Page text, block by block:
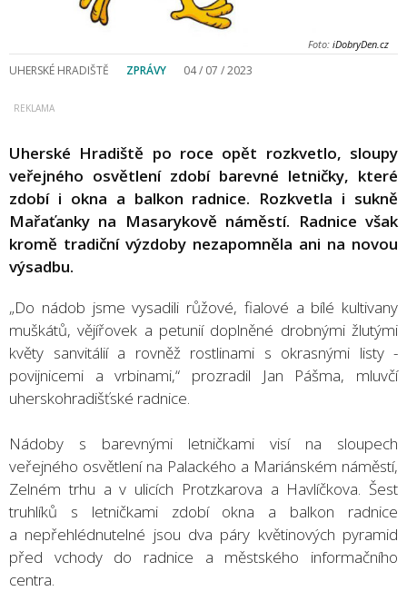
Foto: iDobryDen.cz
UHERSKÉ HRADIŠTĚ ZPRÁVY 04 / 07 / 2023
Uherské Hradiště po roce opět rozkvetlo, sloupy
veřejného osvětlení zdobí barevné letničky, které
zdobí i okna a balkon radnice. Rozkvetla i sukně
Mařaťanky na Masarykově náměstí. Radnice však
kromě tradiční výzdoby nezapomněla ani na novou
výsadbu.
„Do nádob jsme vysadili růžové, fialové a bílé kultivany
muškátů, vějířovek a petunií doplněné drobnými žlutými
květy sanvitálií a rovněž rostlinami s okrasnými listy -
povijnicemi a vrbinami,“ prozradil Jan Pášma, mluvčí
uherskohradišťské radnice.
Nádoby s barevnými letničkami visí na sloupech
veřejného osvětlení na Palackého a Mariánském náměstí,
Zelném trhu a v ulicích Protzkarova a Havlíčkova. Šest
truhlíků s letničkami zdobí okna a balkon radnice
a nepřehlédnutelné jsou dva páry květinových pyramid
před vchody do radnice a městského informačního
centra.